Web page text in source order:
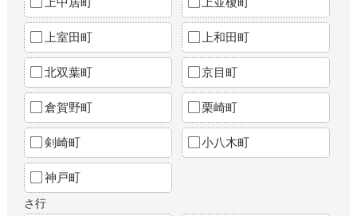
上室田町 上和田町
北双葉町 京目町
倉賀野町 栗崎町
剣崎町 小八木町
神戸町
さ行